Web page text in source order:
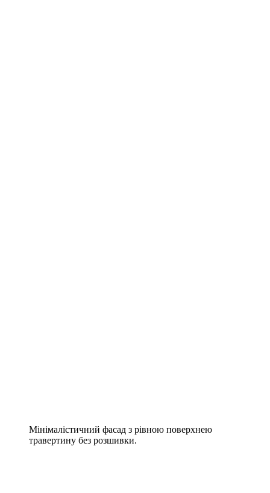
Мінімалістичний фасад з рівною поверхнею
травертину без розшивки.